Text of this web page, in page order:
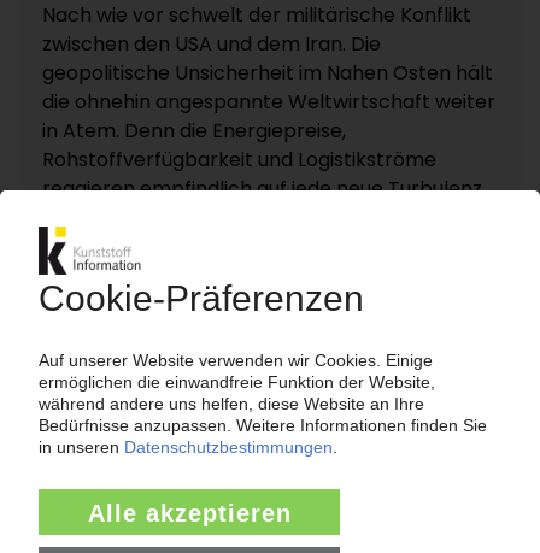
Nach wie vor schwelt der militärische Konflikt
zwischen den USA und dem Iran. Die
geopolitische Unsicherheit im Nahen Osten hält
die ohnehin angespannte Weltwirtschaft weiter
in Atem. Denn die Energiepreise,
Rohstoffverfügbarkeit und Logistikströme
reagieren empfindlich auf jede neue Turbulenz.
KI – Kunststoff Information dokumentiert und
analysiert die für die Polymermärkte
entscheidenden Entwicklungen rund um die
Themenseite „Nahost-Konflikt“.
Zur Themenseite...
Nachrichten
LANXESS